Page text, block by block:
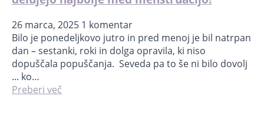
26 marca, 2025 1 komentar
Bilo je ponedeljkovo jutro in pred menoj je bil natrpan
dan – sestanki, roki in dolga opravila, ki niso
dopuščala popuščanja. Seveda pa to še ni bilo dovolj
... ko…
Preberi več